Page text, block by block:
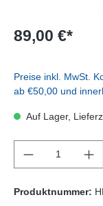
89,00 €*
Preise inkl. MwSt.
ab €50,00 und
Auf Lager,
Produktnummer: